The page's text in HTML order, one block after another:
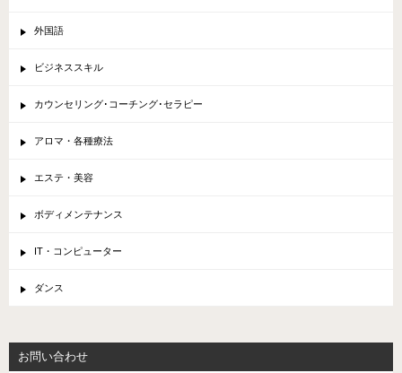
外国語
ビジネススキル
カウンセリング･コーチング･セラピー
アロマ・各種療法
エステ・美容
ボディメンテナンス
IT・コンピューター
ダンス
お問い合わせ